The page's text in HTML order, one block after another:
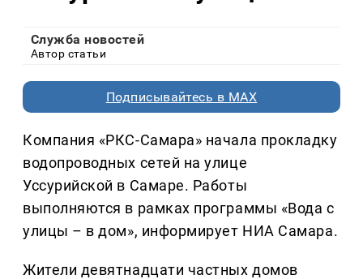
Служба новостей
Автор статьи
Подписывайтесь в MAX
Компания «РКС-Самара» начала прокладку
водопроводных сетей на улице
Уссурийской в Самаре. Работы
выполняются в рамках программы «Вода с
улицы – в дом», информирует НИА Самара.
Жители девятнадцати частных домов